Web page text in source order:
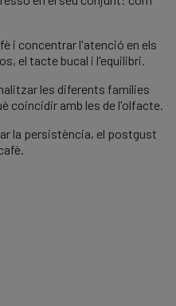
i concentrar l'atenció en els
el tacte bucal i l'equilibri.
les diferents famílies
coincidir amb les de l'olfacte.
la persistència, el postgust